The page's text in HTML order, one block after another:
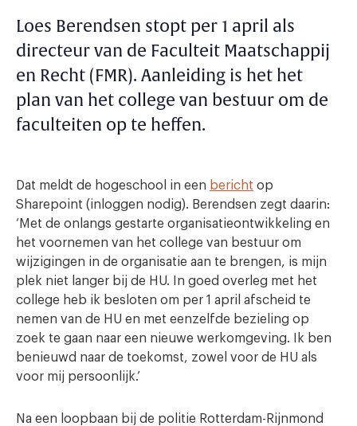
Loes Berendsen stopt per 1 april als
directeur van de Faculteit Maatschappij
en Recht (FMR). Aanleiding is het het
plan van het college van bestuur om de
faculteiten op te heffen.
Dat meldt de hogeschool in een bericht op
Sharepoint (inloggen nodig). Berendsen zegt daarin:
‘Met de onlangs gestarte organisatieontwikkeling en
het voornemen van het college van bestuur om
wijzigingen in de organisatie aan te brengen, is mijn
plek niet langer bij de HU. In goed overleg met het
college heb ik besloten om per 1 april afscheid te
nemen van de HU en met eenzelfde bezieling op
zoek te gaan naar een nieuwe werkomgeving. Ik ben
benieuwd naar de toekomst, zowel voor de HU als
voor mij persoonlijk.’
Na een loopbaan bij de politie Rotterdam-Rijnmond